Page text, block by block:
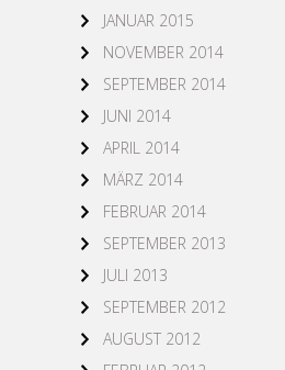
JANUAR 2015
NOVEMBER 2014
SEPTEMBER 2014
JUNI 2014
APRIL 2014
MÄRZ 2014
FEBRUAR 2014
SEPTEMBER 2013
JULI 2013
SEPTEMBER 2012
AUGUST 2012